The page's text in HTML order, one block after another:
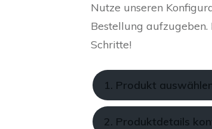
Nutze unseren
Bestellung
Schritte!
1. Produkt
2. Produktdetails